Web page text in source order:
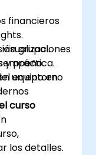
financieros
equipo en
grupal.
y práctica.
un entorno
curso
los detalles.